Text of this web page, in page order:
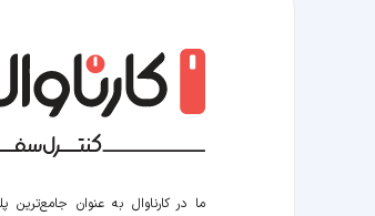
ما در کارناوال به عنوان